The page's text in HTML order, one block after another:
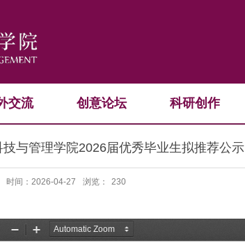
交流 创意论坛 科研创作
与管理学院2026届优秀毕业生拟推荐公示
时间：2026-04-27 浏览： 230